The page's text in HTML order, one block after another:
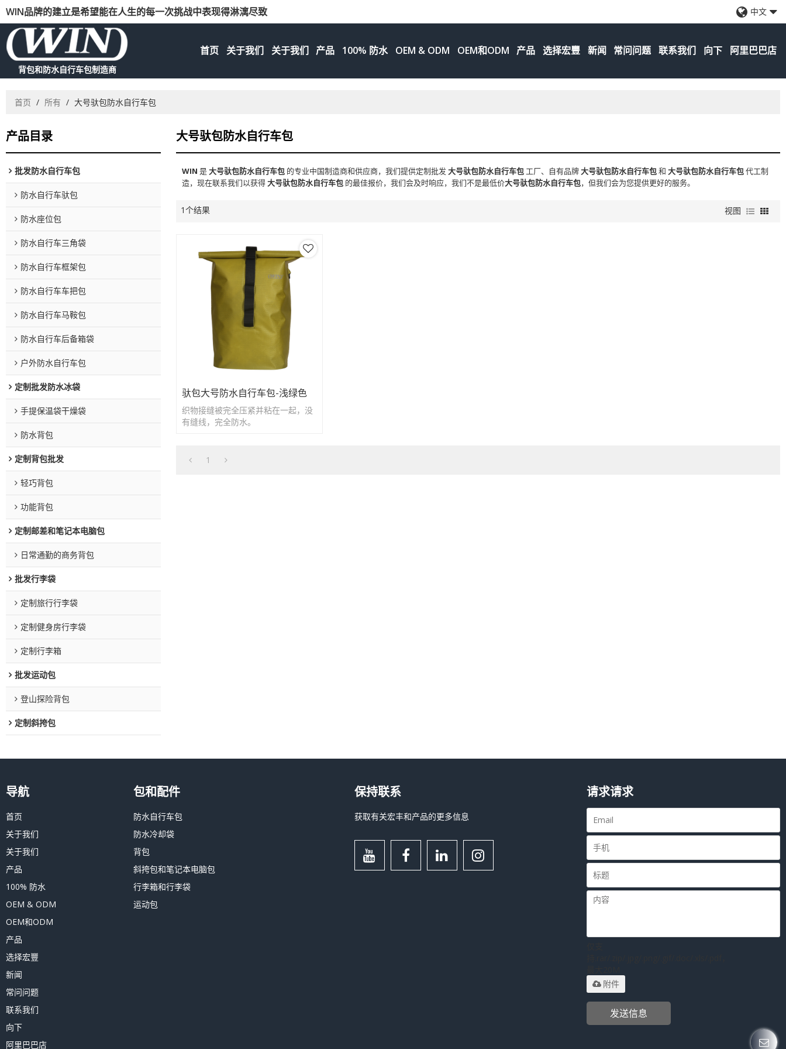
WIN品牌的建立是希望能在人生的每一次挑战中表现得淋漓尽致 中文
背包和防水自行车包制造商
首页 关于我们 关于我们 产品 100% 防水 OEM & ODM OEM和ODM 产品 选择宏豐 新闻 常问问题 联系我们 向下 阿里巴巴店
首页 / 所有 / 大号驮包防水自行车包
产品目录
批发防水自行车包
防水自行车驮包
防水座位包
防水自行车三角袋
防水自行车框架包
防水自行车车把包
防水自行车马鞍包
防水自行车后备箱袋
户外防水自行车包
定制批发防水冰袋
手提保温袋干燥袋
防水背包
定制背包批发
轻巧背包
功能背包
定制邮差和笔记本电脑包
日常通勤的商务背包
批发行李袋
定制旅行行李袋
定制健身房行李袋
定制行李箱
批发运动包
登山探险背包
定制斜挎包
大号驮包防水自行车包
WIN 是大号驮包防水自行车包 的专业中国制造商和供应商，我们提供定制批发大号驮包防水自行车包 工厂、自有品牌大号驮包防水自行车包和大号驮包防水自行车包代工制
造，现在联系我们以获得大号驮包防水自行车包 的最佳报价，我们会及时响应，我们不是最低价大号驮包防水自行车包，但我们会为您提供更好的服务。
1个结果 视图
驮包大号防水自行车包-浅绿色
织物接缝被完全压紧并粘在一起，没
有缝线，完全防水。
1
导航
首页
关于我们
关于我们
产品
100% 防水
OEM & ODM
OEM和ODM
产品
选择宏豐
新闻
常问问题
联系我们
向下
阿里巴巴店
包和配件
防水自行车包
防水冷却袋
背包
斜挎包和笔记本电脑包
行李箱和行李袋
运动包
保持联系
获取有关宏丰和产品的更多信息
请求请求
附件
发送信息